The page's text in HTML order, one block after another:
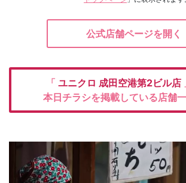
公式店舗ページを開く
「 ユニクロ 成田空港第2ビル店
本日チラシを掲載している店舗